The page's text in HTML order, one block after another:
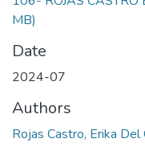
MB)
Date
2024-07
Authors
Rojas Castro, Erika Del